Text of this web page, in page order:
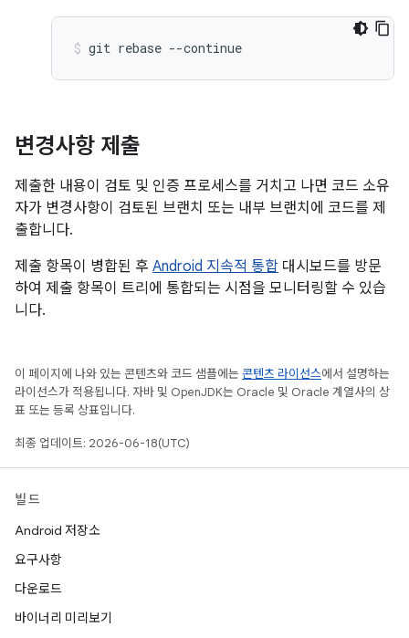
git rebase --continue
변경사항 제출
제출한 내용이 검토 및 인증 프로세스를 거치고 나면 코드 소유
자가 변경사항이 검토된 브랜치 또는 내부 브랜치에 코드를 제
출합니다.
제출 항목이 병합된 후 Android 지속적 통합 대시보드를 방문
하여 제출 항목이 트리에 통합되는 시점을 모니터링할 수 있습
니다.
이 페이지에 나와 있는 콘텐츠와 코드 샘플에는 콘텐츠 라이선스에서 설명하는
라이선스가 적용됩니다. 자바 및 OpenJDK는 Oracle 및 Oracle 계열사의 상
표 또는 등록 상표입니다.
최종 업데이트: 2026-06-18(UTC)
빌드
Android 저장소
요구사항
다운로드
바이너리 미리보기